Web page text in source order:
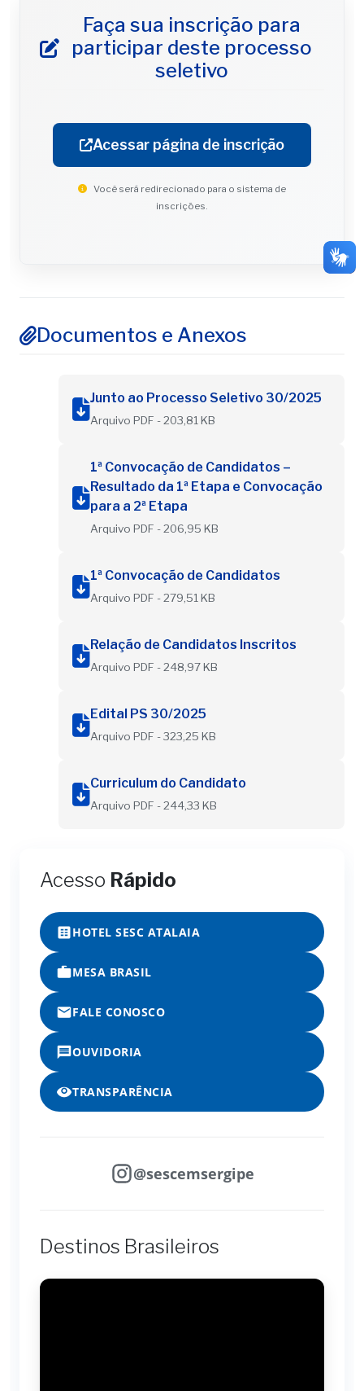
Faça sua inscrição para
participar deste processo
seletivo
Acessar página de inscrição
Você será redirecionado para o sistema de
inscrições.
Documentos e Anexos
Junto ao Processo Seletivo 30/2025
Arquivo PDF - 203,81 KB
1ª Convocação de Candidatos –
Resultado da 1ª Etapa e Convocação
para a 2ª Etapa
Arquivo PDF - 206,95 KB
1ª Convocação de Candidatos
Arquivo PDF - 279,51 KB
Relação de Candidatos Inscritos
Arquivo PDF - 248,97 KB
Edital PS 30/2025
Arquivo PDF - 323,25 KB
Curriculum do Candidato
Arquivo PDF - 244,33 KB
Acesso Rápido
HOTEL SESC ATALAIA
MESA BRASIL
FALE CONOSCO
OUVIDORIA
TRANSPARÊNCIA
@sescemsergipe
Destinos Brasileiros